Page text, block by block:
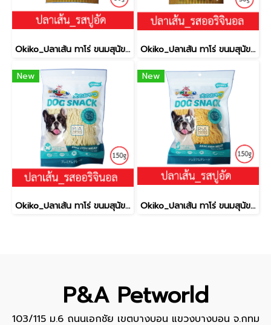
Okiko_ปลาเส้น ทาโร่ ขนมสุนัข (เนื้อปลา 100%) _รสปู30g. Okiko_ปลาเส้น ทาโร่ ขนมสุนัข (เนื้อปลา 100%) _รสออริจินอล30g.
New
Okiko_ปลาเส้น ทาโร่ ขนมสุนัข (เนื้อปลา 100%) _รสออริจินอล150g.
New
Okiko_ปลาเส้น ทาโร่ ขนมสุนัข (เนื้อปลา 100%) _รสปู150g.
P&A Petworld
103/115 ม.6 ถนนเอกชัย เขตบางบอน แขวงบางบอน จ.กทม